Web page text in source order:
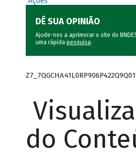
DÊ SUA OPINIÃO
Ajude-nos a aprimorar o site do
uma rápida pesquisa.
do